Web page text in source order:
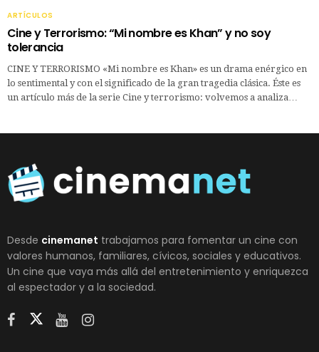
ARTÍCULOS
Cine y Terrorismo: “Mi nombre es Khan” y no soy
tolerancia
CINE Y TERRORISMO «Mi nombre es Khan» es un drama enérgico en
lo sentimental y con el significado de la gran tragedia clásica. Éste es
un artículo más de la serie Cine y terrorismo: volvemos a analiza…
Desde cinemanet trabajamos para fomentar un cine con
valores humanos, familiares, cívicos, sociales y educativos.
Un cine que vaya más allá del entretenimiento y enriquezca
al espectador y a la sociedad.